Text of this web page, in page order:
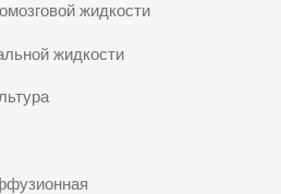
жидкости
жидкости